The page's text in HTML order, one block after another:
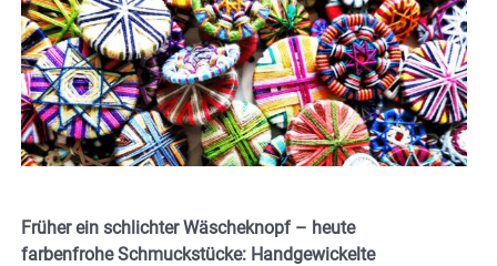
Früher ein schlichter Wäscheknopf – heute
farbenfrohe Schmuckstücke: Handgewickelte